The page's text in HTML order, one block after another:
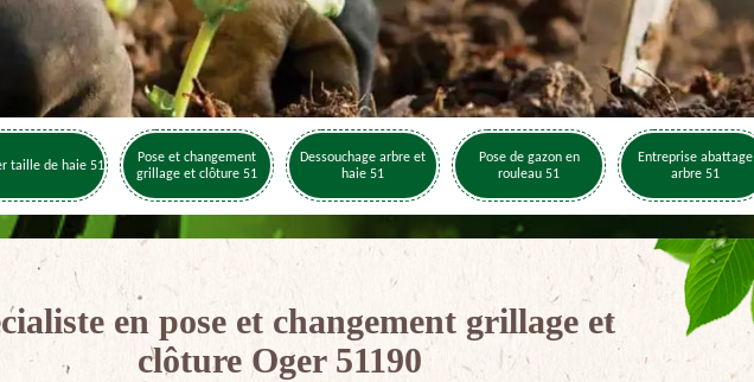
taille de haie 51
Pose et changement
grillage et clôture 51
Dessouchage arbre et
haie 51
Pose de gazon en
rouleau 51
Entreprise abattage
arbre 51
en pose et changement grillage et
clôture Oger 51190